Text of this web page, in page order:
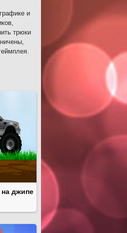
и
трюки
на джипе